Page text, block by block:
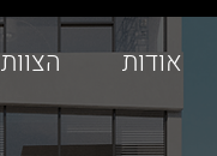
אודות הצוות